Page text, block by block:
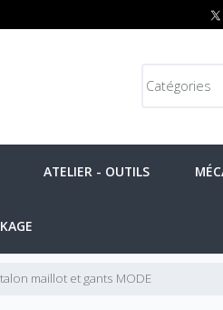
ATELIER - OUTILS
maillot et gants MODE